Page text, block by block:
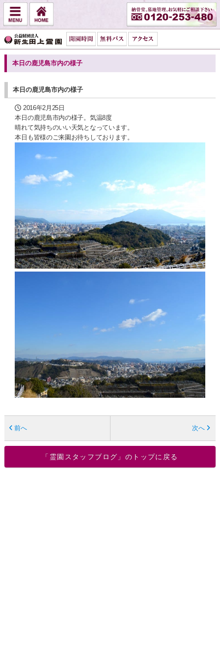
本日の鹿児島市内の様子
本日の鹿児島市内の様子
2016年2月25日
本日の鹿児島市内の様子。気温8度
晴れて気持ちのいい天気となっています。
本日も皆様のご来園お待ちしております。
前へ 次へ
「霊園スタッフブログ」のトップに戻る